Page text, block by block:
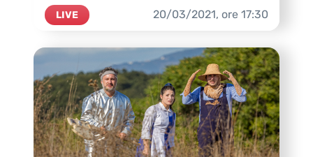
LIVE 20/03/2021, ore 17:30